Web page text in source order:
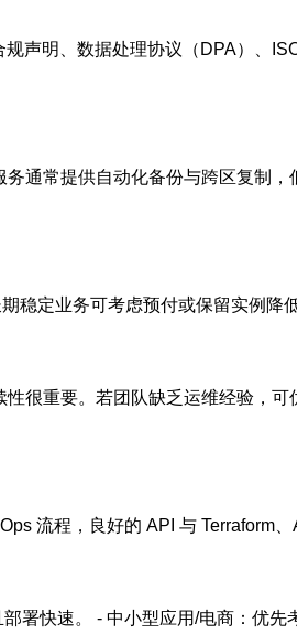
规声明、数据处理协议（DPA）、
通常提供自动化备份与跨区复制
定业务可考虑预付或保留实例降
很重要。若团队缺乏运维经验，
流程，良好的 API 与 Terraform
部署快速。 - 中小型应用/电商：优先